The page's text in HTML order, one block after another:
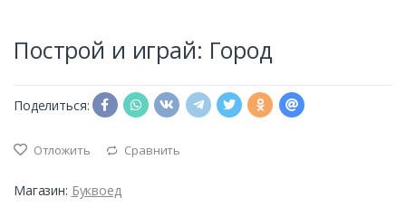
Построй и играй: Город
Поделиться:
Отложить Сравнить
Магазин: Буквоед